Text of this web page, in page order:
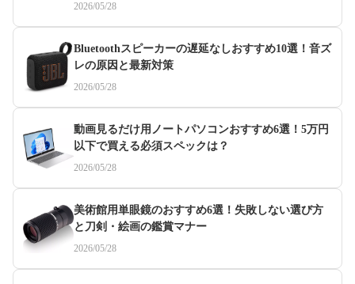
2026/05/28
Bluetoothスピーカーの遅延なしおすすめ10選！音ズ
レの原因と最新対策
2026/05/28
動画見るだけ用ノートパソコンおすすめ6選！5万円
以下で買える必須スペックは？
2026/05/28
美術館用単眼鏡のおすすめ6選！失敗しない選び方
と刀剣・絵画の鑑賞マナー
2026/05/28